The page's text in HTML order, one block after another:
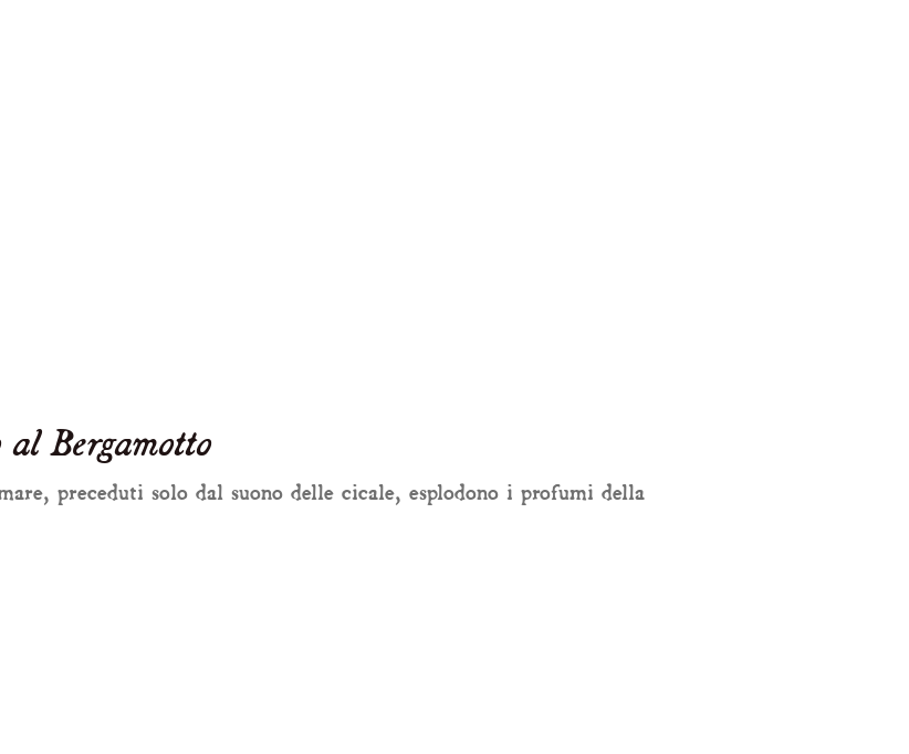
Bergamotto
preceduti solo dal suono delle cicale, esplodono i profumi della